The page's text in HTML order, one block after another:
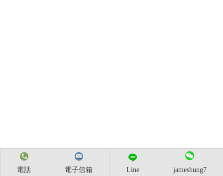
電話 電子信箱 Line jameshung7